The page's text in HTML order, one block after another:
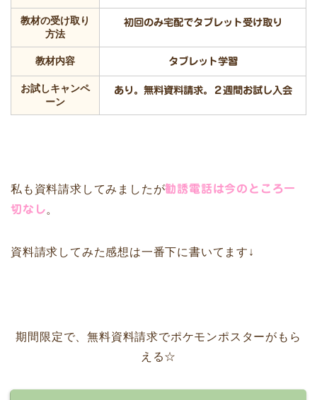
教材の受け取り
方法
初回のみ宅配でタブレット受け取り
教材内容 タブレット学習
お試しキャンペ
ーン
あり。無料資料請求。２週間お試し入会
私も資料請求してみましたが勧誘電話は今のところ一
切なし。
資料請求してみた感想は一番下に書いてます↓
期間限定で、無料資料請求でポケモンポスターがもら
える☆